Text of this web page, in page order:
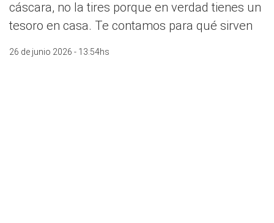
cáscara, no la tires porque en verdad tienes un
tesoro en casa. Te contamos para qué sirven
26 de junio 2026 - 13:54hs